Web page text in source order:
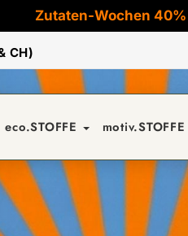
Zutaten-Wochen 40%
CH)
eco.STOFFE motiv.STOFFE